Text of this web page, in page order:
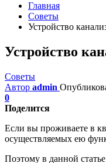
Главная
Советы
Устройство
Устройство
Советы
Автор admin
0
Поделится
Если вы проживаете в
осуществляемых ею
Поэтому в данной